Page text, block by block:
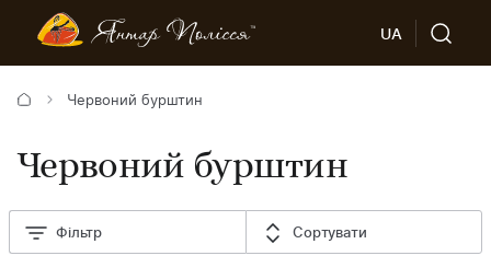
UA
Червоний бурштин
Червоний бурштин
Фільтр Сортувати